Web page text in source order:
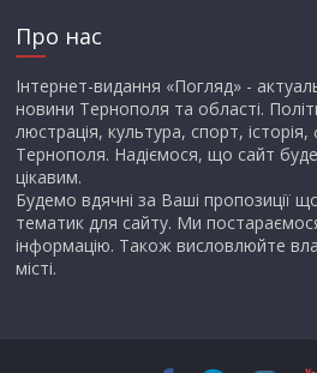
Про нас
Інтернет-видання «Погляд» -
новини Тернополя та області.
люстрація, культура, спорт,
Тернополя. Надіємося, що сайт
цікавим.
Будемо вдячні за Ваші пропозиції
тематик для сайту. Ми
інформацію. Також висловлюйте
місті.